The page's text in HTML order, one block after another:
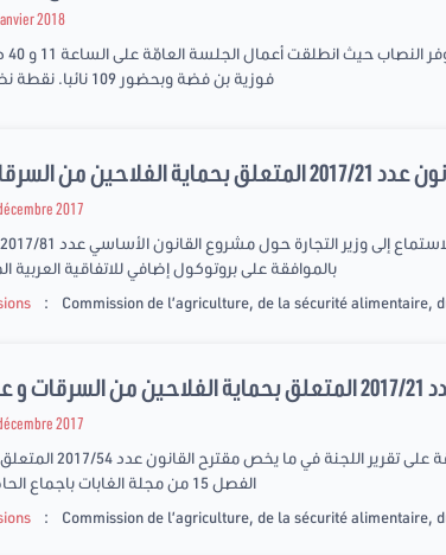
2018
فوزية بن فضة وبحضور 109 نائبا. نقطة نظام/ رياض
2017
بالموافقة على بروتوكول إضافي للاتفاقية العربية
: Commission de l’agriculture, de la sécurité alimentaire,
2017
الفصل 15 من مجلة الغابات باجماع الحاضرين دون
: Commission de l’agriculture, de la sécurité alimentaire,